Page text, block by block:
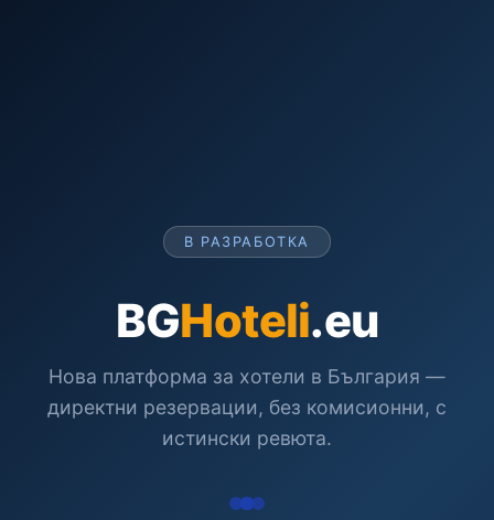
В РАЗРАБОТКА
BGHoteli.eu
Нова платформа за хотели в България —
директни резервации, без комисионни, с
истински ревюта.